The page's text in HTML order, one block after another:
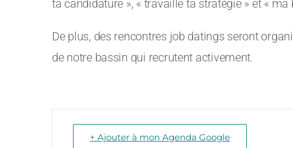
ta candidature », « travaille ta stratégie » et « ma
De plus, des rencontres job datings seront
de notre bassin qui recrutent activement.
+ Ajouter à mon Agenda Google